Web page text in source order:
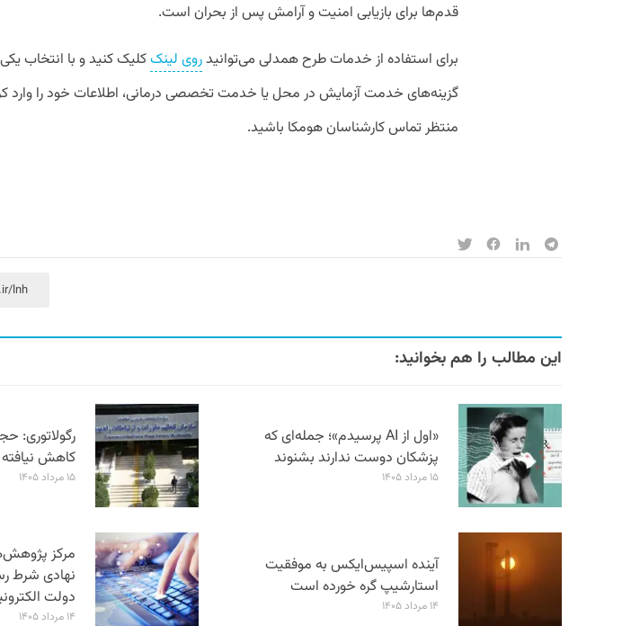
قدم‌ها برای بازیابی امنیت و آرامش پس از بحران است.
برای استفاده از خدمات طرح همدلی می‌توانیدروی لینککلیک کنید و با انتخاب یکی
گزینه‌های خدمت آزمایش در محل یا خدمت تخصصی درمانی، اطلاعات خود را وارد
منتظر تماس کارشناسان هومکا باشید.
lnh
این مطالب را هم بخوانید:
«اول از AI پرسیدم»؛ جمله‌ای که
پزشکان دوست ندارند بشنوند
۱۵ مرداد ۱۴۰۵
رگولاتوری:
کاهش
۱۵ مرداد ۱۴۰۵
آینده اسپیس‌ایکس به موفقیت
استارشیپ گره خورده است
۱۴ مرداد ۱۴۰۵
مرکز
دولت
۱۴ مرداد ۱۴۰۵